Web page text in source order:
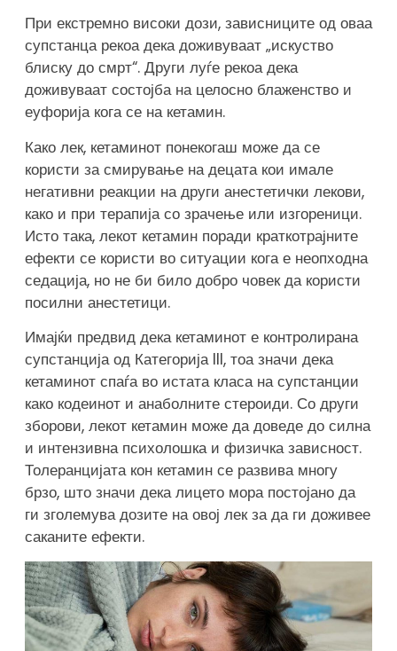
При екстремно високи дози, зависниците од оваа
супстанца рекоа дека доживуваат „искуство
блиску до смрт“. Други луѓе рекоа дека
доживуваат состојба на целосно блаженство и
еуфорија кога се на кетамин.
Како лек, кетаминот понекогаш може да се
користи за смирување на децата кои имале
негативни реакции на други анестетички лекови,
како и при терапија со зрачење или изгореници.
Исто така, лекот кетамин поради краткотрајните
ефекти се користи во ситуации кога е неопходна
седација, но не би било добро човек да користи
посилни анестетици.
Имајќи предвид дека кетаминот е контролирана
супстанција од Категорија III, тоа значи дека
кетаминот спаѓа во истата класа на супстанции
како кодеинот и анаболните стероиди. Со други
зборови, лекот кетамин може да доведе до силна
и интензивна психолошка и физичка зависност.
Толеранцијата кон кетамин се развива многу
брзо, што значи дека лицето мора постојано да
ги зголемува дозите на овој лек за да ги доживее
саканите ефекти.